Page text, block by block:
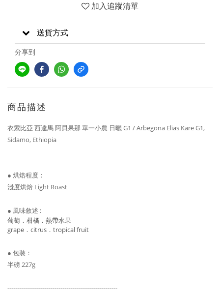
加入追蹤清單
送貨方式
分享到
商品描述
衣索比亞 西達馬 阿貝果那 單一小農 日曬 G1 / Arbegona Elias Kare G1,
Sidamo, Ethiopia
● 烘焙程度：
淺度烘焙 Light Roast
● 風味敘述 :
葡萄．柑橘．熱帶水果
grape．citrus．tropical fruit
● 包裝：
半磅 227g
--------------------------------------------------------